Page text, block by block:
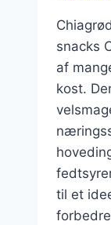
snacks
af
kost.
til et